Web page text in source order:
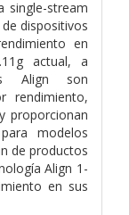
single-stream
dispositivos
en
actual, a
Align son
rendimiento,
proporcionan
modelos
de productos
Align 1-
en sus